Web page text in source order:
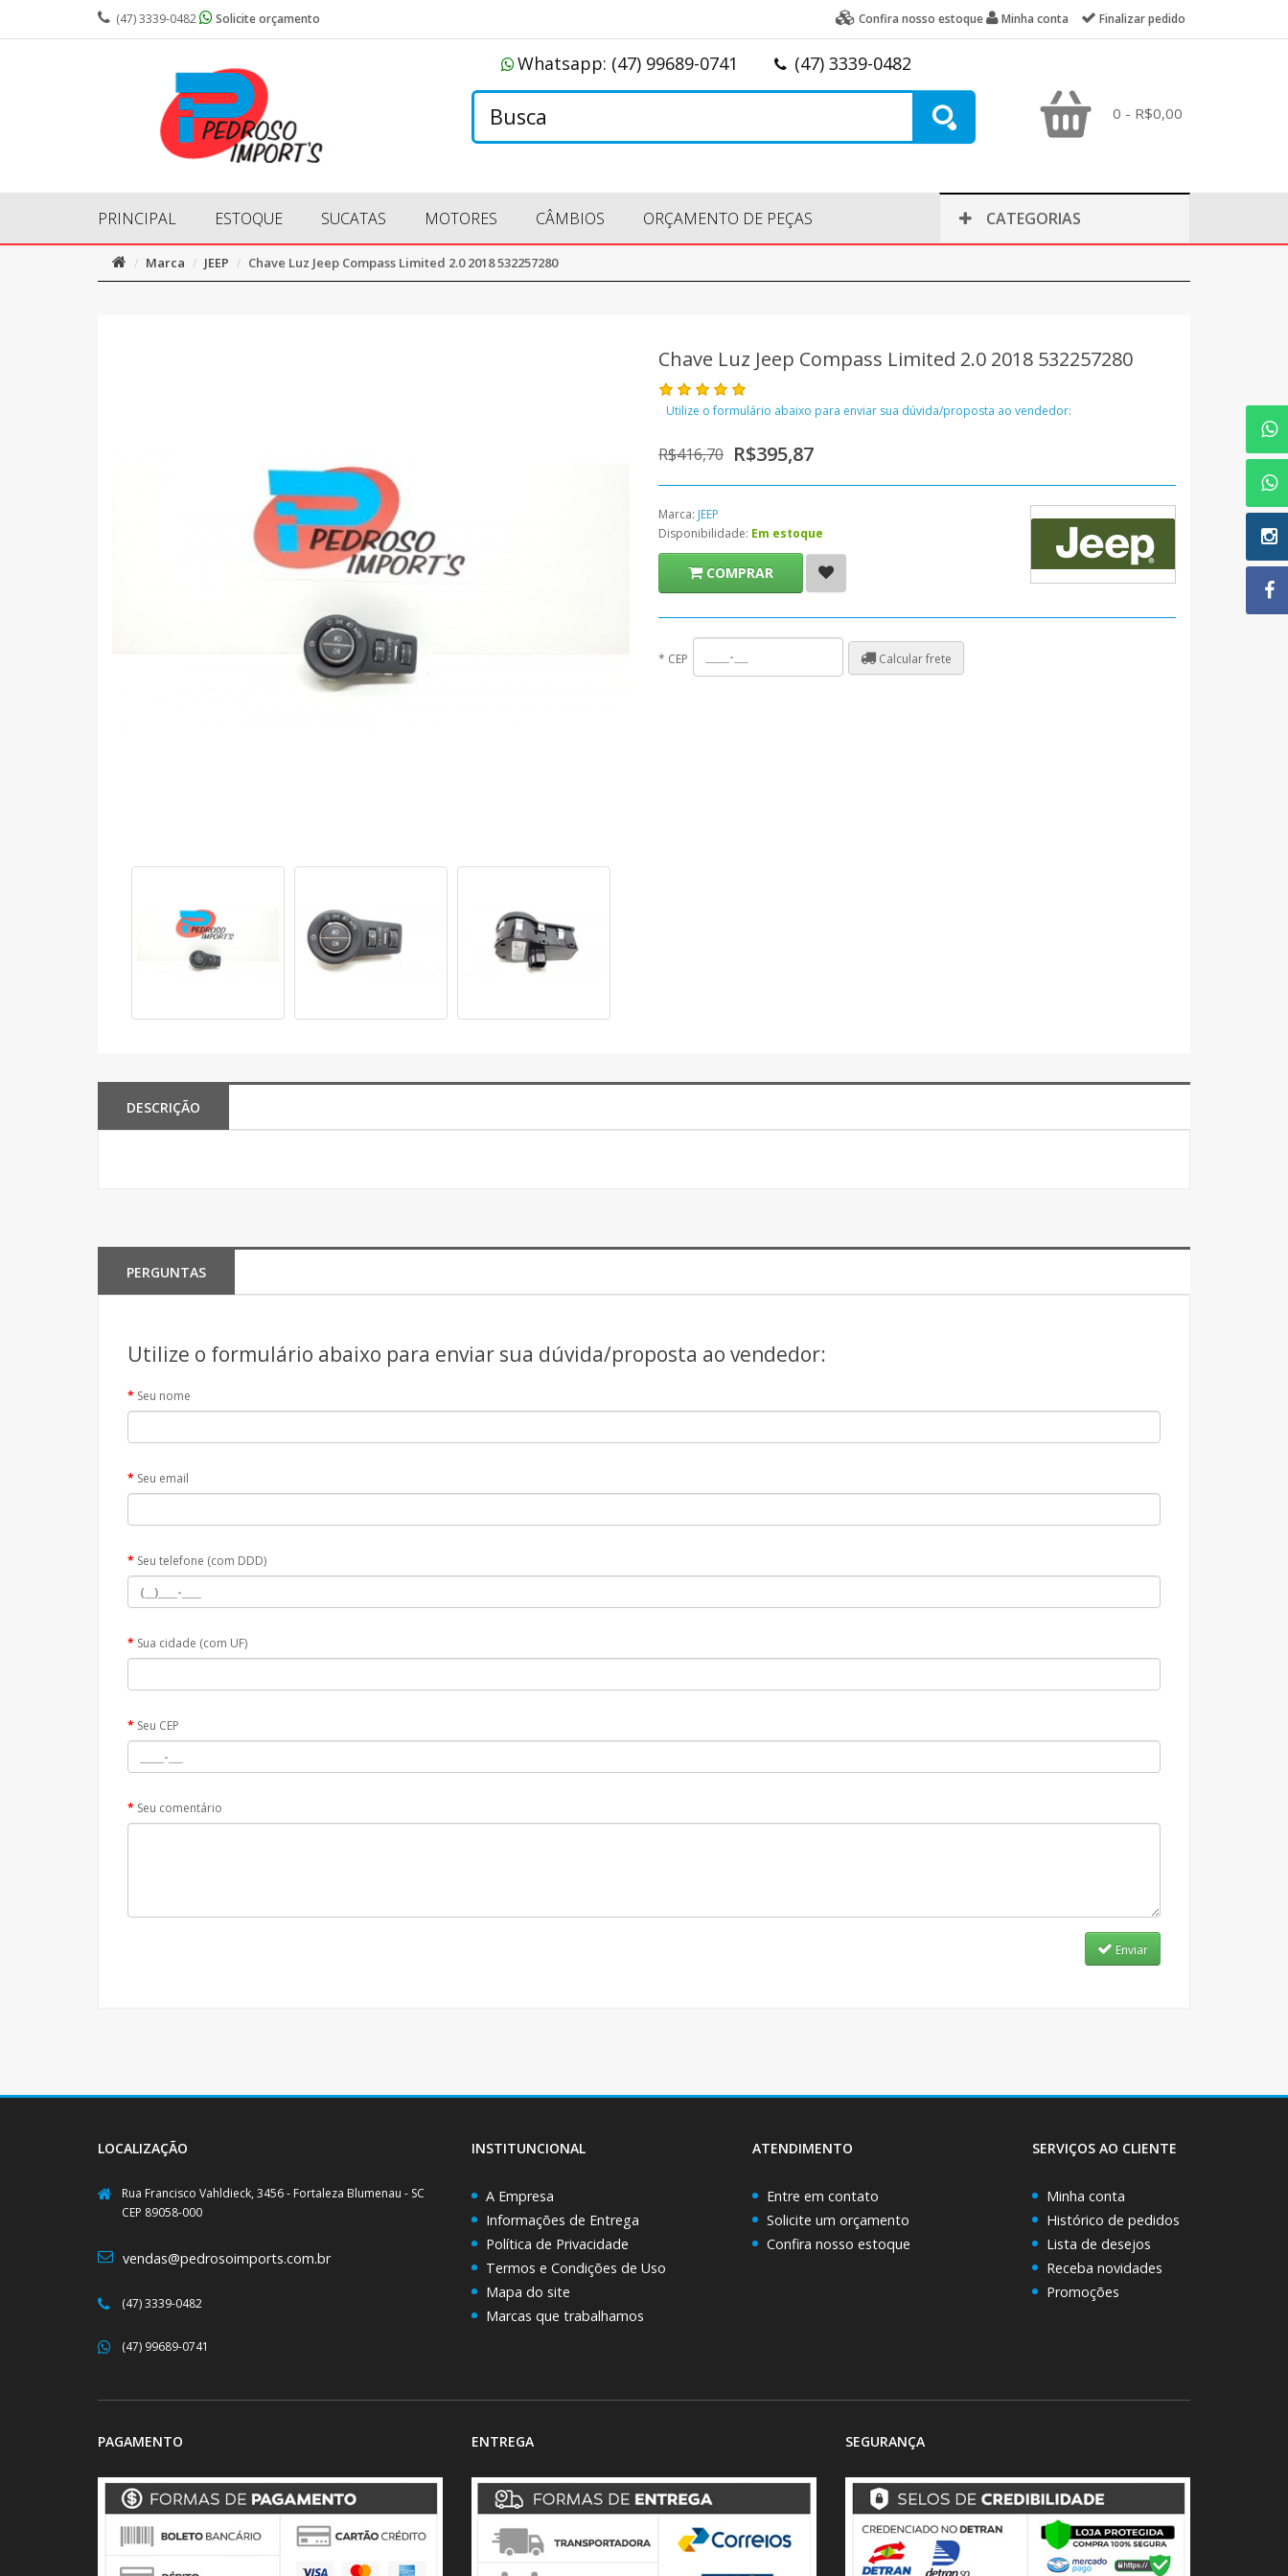
(47) 3339-0482 Solicite orçamento Confira nosso estoque Minha conta Finalizar pedido
Whatsapp: (47) 99689-0741 (47) 3339-0482
0 - R$0,00
PRINCIPAL ESTOQUE SUCATAS MOTORES CÂMBIOS ORÇAMENTO DE PEÇAS CATEGORIAS
Marca JEEP Chave Luz Jeep Compass Limited 2.0 2018 532257280
Chave Luz Jeep Compass Limited 2.0 2018 532257280
Utilize o formulário abaixo para enviar sua dúvida/proposta ao vendedor:
R$416,70 R$395,87
Marca: JEEP
Disponibilidade: Em estoque
COMPRAR
* CEP Calcular frete
DESCRIÇÃO
PERGUNTAS
Utilize o formulário abaixo para enviar sua dúvida/proposta ao vendedor:
Seu nome
Seu email
Seu telefone (com DDD)
Sua cidade (com UF)
Seu CEP
Seu comentário
Enviar
LOCALIZAÇÃO
Rua Francisco Vahldieck, 3456 - Fortaleza Blumenau - SC
CEP 89058-000
vendas@pedrosoimports.com.br
(47) 3339-0482
(47) 99689-0741
INSTITUNCIONAL
A Empresa
Informações de Entrega
Política de Privacidade
Termos e Condições de Uso
Mapa do site
Marcas que trabalhamos
ATENDIMENTO
Entre em contato
Solicite um orçamento
Confira nosso estoque
SERVIÇOS AO CLIENTE
Minha conta
Histórico de pedidos
Lista de desejos
Receba novidades
Promoções
PAGAMENTO ENTREGA SEGURANÇA